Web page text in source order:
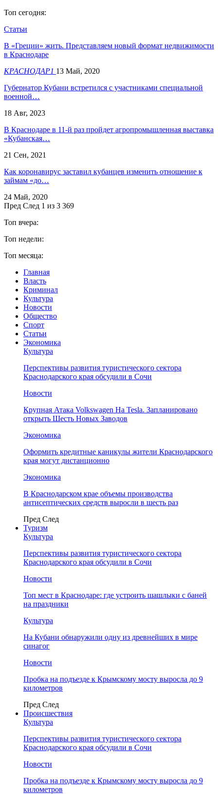
Топ сегодня:
Статьи
В «Греции» жить. Представляем новый формат недвижимости
в Краснодаре
КРАСНОДАР1 13 Май, 2020
Губернатор Кубани встретился с участниками специальной
военной…
18 Авг, 2023
В Краснодаре в 11-й раз пройдет агропромышленная выставка
«Кубанская…
21 Сен, 2021
Как коронавирус заставил кубанцев изменить отношение к
займам «до…
24 Май, 2020
Пред След 1 из 3 369
Топ вчера:
Топ недели:
Топ месяца:
Главная
Власть
Криминал
Культура
Новости
Общество
Спорт
Статьи
Экономика
Культура
Перспективы развития туристического сектора
Краснодарского края обсудили в Сочи
Новости
Крупная Атака Volkswagen На Tesla. Запланировано
открыть Шесть Новых Заводов
Экономика
Оформить кредитные каникулы жители Краснодарского
края могут дистанционно
Экономика
В Краснодарском крае объемы производства
антисептических средств выросли в шесть раз
Пред След
Туризм
Культура
Перспективы развития туристического сектора
Краснодарского края обсудили в Сочи
Новости
Топ мест в Краснодаре: где устроить шашлыки с баней
на праздники
Культура
На Кубани обнаружили одну из древнейших в мире
синагог
Новости
Пробка на подъезде к Крымскому мосту выросла до 9
километров
Пред След
Происшествия
Культура
Перспективы развития туристического сектора
Краснодарского края обсудили в Сочи
Новости
Пробка на подъезде к Крымскому мосту выросла до 9
километров